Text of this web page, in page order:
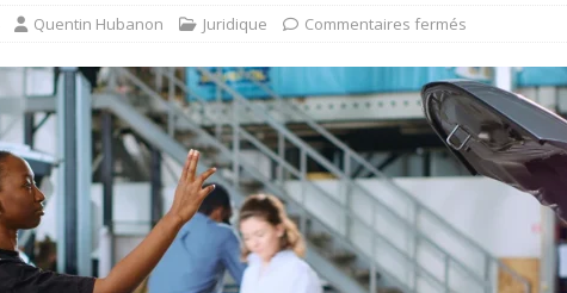
Quentin Hubanon Juridique Commentaires fermés